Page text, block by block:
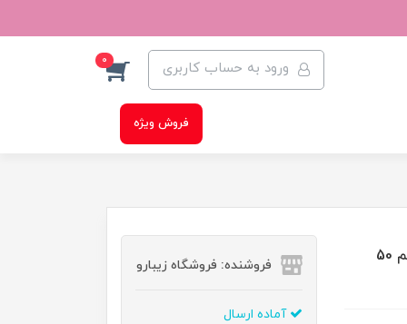
ورود به حساب کاربری 0
فروش ویژه
ضدآفتاب مرطوب کننده آنوا مدل زیرو-کست SPF50 حجم 50
فروشنده: فروشگاه زیبارو
آماده ارسال